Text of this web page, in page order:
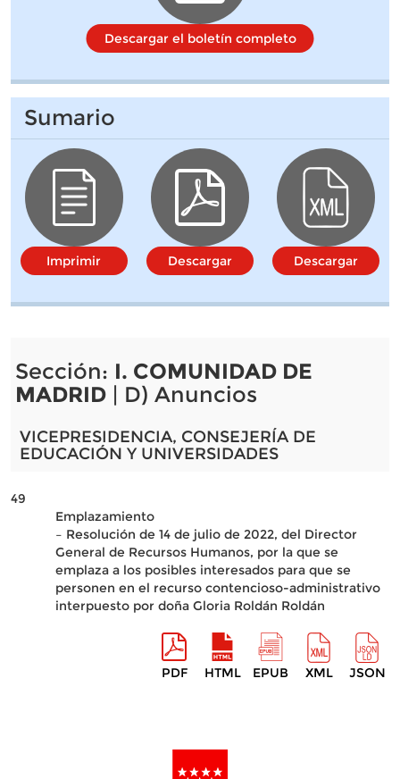
Descargar el boletín completo
Sumario
Imprimir Descargar Descargar
Sección: I. COMUNIDAD DE
MADRID| D) Anuncios
VICEPRESIDENCIA, CONSEJERÍA DE
EDUCACIÓN Y UNIVERSIDADES
49
Emplazamiento
– Resolución de 14 de julio de 2022, del Director
General de Recursos Humanos, por la que se
emplaza a los posibles interesados para que se
personen en el recurso contencioso-administrativo
interpuesto por doña Gloria Roldán Roldán
PDF HTML EPUB XML JSON